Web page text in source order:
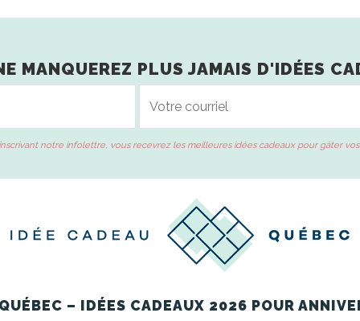
MANQUEREZ PLUS JAMAIS D'IDÉES
notre infolettre, vous recevrez les meilleures idées cadeaux pour gâter
– IDÉES CADEAUX 2026 POUR